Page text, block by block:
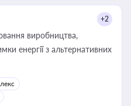
+2
виробництва,
енергії з альтернативних